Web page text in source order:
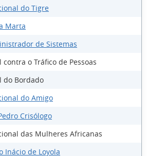
do Tigre
Marta
de Sistemas
o Tráfico de Pessoas
do Bordado
do Amigo
Crisólogo
das Mulheres Africanas
Inácio de Loyola